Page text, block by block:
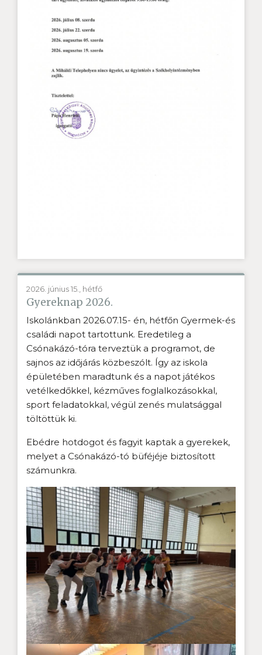
2026. június 15., hétfő
Gyereknap 2026.
Iskolánkban 2026.07.15- én, hétfőn Gyermek-és
családi napot tartottunk. Eredetileg a
Csónakázó-tóra terveztük a programot, de
sajnos az időjárás közbeszólt. Így az iskola
épületében maradtunk és a napot játékos
vetélkedőkkel, kézműves foglalkozásokkal,
sport feladatokkal, végül zenés mulatsággal
töltöttük ki.
Ebédre hotdogot és fagyit kaptak a gyerekek,
melyet a Csónakázó-tó büféjéje biztosított
számunkra.